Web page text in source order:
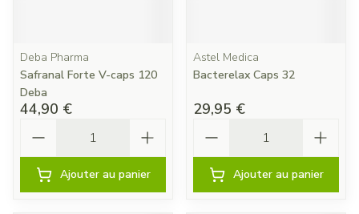
Deba Pharma
Safranal Forte V-caps 120
Deba
44,90 €
Ajouter au panier
Astel Medica
Bacterelax Caps 32
29,95 €
Ajouter au panier